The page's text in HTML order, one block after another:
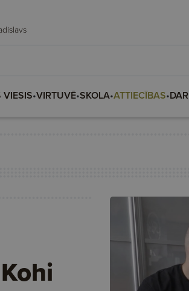
Vladislavs
•VIRTUVĒ•SKOLA•ATTIECĪBAS•